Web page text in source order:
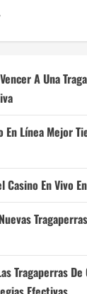
A Una
En Línea Mejor
Casino En Vivo
Tragaperras